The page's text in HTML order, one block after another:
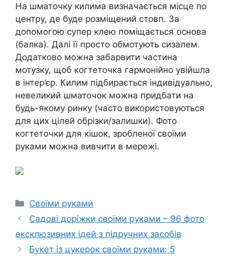
На шматочку килима визначається місце по
центру, де буде розміщений стовп. За
допомогою супер клею поміщається основа
(балка). Далі її просто обмотують сизалем.
Додатково можна забарвити частина
мотузку, щоб когтеточка гармонійно увійшла
в інтер’єр. Килим підбирається індивідуально,
невеликий шматочок можна придбати на
будь-якому ринку (часто використовуються
для цих цілей обрізки/залишки). Фото
когтеточки для кішок, зробленої своїми
руками можна вивчити в мережі.
Категорії
Своїми руками
Садові доріжки своїми руками – 96 фото
ексклюзивних ідей з підручних засобів
Букет із цукерок своїми руками: 5